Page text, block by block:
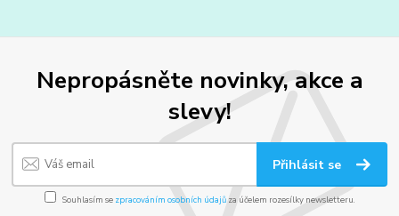
Nepropásněte novinky, akce a
slevy!
Přihlásit se
Souhlasím se zpracováním osobních údajůza účelem rozesílky newsletteru.